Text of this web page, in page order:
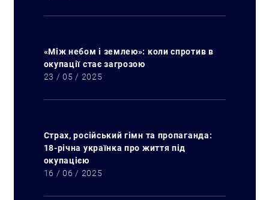
«Між небом і землею»: коли спротив в
окупації стає загрозою
23 / 05 / 2025
Страх, російський гімн та пропаганда:
18-річна українка про життя під
окупацією
16 / 06 / 2025